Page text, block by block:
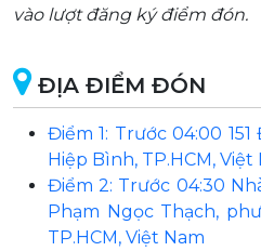
vào lượt đăng ký điểm đón.
ĐỊA ĐIỂM ĐÓN
Điểm 1: Trước 04:00
Hiệp Bình, TP.HCM, Việt
Điểm 2: Trước 04:30
Phạm Ngọc Thạch,
TP.HCM, Việt Nam